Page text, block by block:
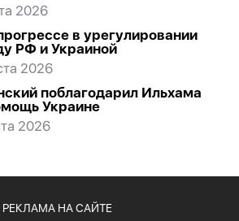
2026
в урегулировании
РФ и Украиной
2026
поблагодарил Ильхама
Украине
2026
РЕКЛАМА НА САЙТЕ